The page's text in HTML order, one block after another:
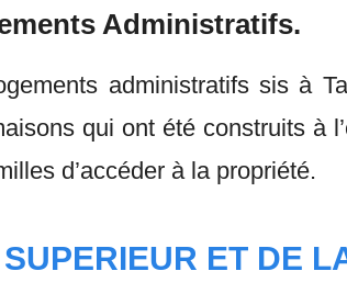
Administratifs.
administratifs sis à
qui ont été construits à
d’accéder à la propriété.
ET DE